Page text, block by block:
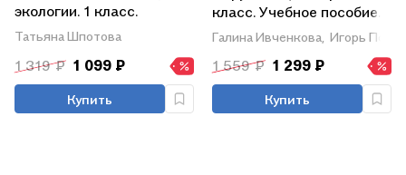
экологии. 1 класс.
Учебник
Татьяна Шпотова
1 319 ₽ 1 099 ₽
Купить
класс. Учебное пособие.
В двух частях. Часть 1.
Галина Ивченкова, Игорь
1 559 ₽ 1 299 ₽
Купить